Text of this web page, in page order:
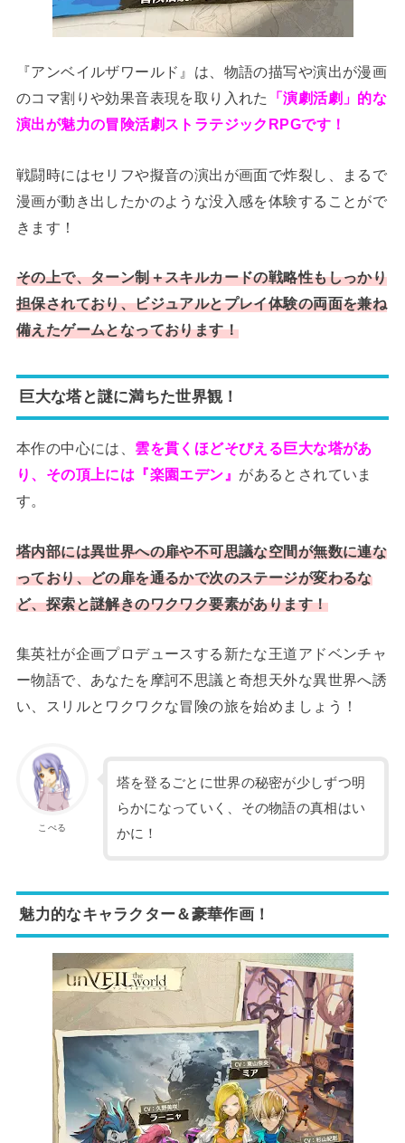
『アンベイルザワールド』は、物語の描写や演出が漫画
のコマ割りや効果音表現を取り入れた
「演劇活劇」的な
演出が魅力の冒険活劇ストラテジックRPGです！
戦闘時にはセリフや擬音の演出が画面で炸裂し、まるで
漫画が動き出したかのような没入感を体験することがで
きます！
その上で、ターン制＋スキルカードの戦略性もしっかり
担保されており、ビジュアルとプレイ体験の両面を兼ね
備えたゲームとなっております！
巨大な塔と謎に満ちた世界観！
本作の中心には、 雲を貫くほどそびえる巨大な塔があ
り、その頂上には『楽園エデン』 があるとされていま
す。
塔内部には異世界への扉や不可思議な空間が無数に連な
っており、どの扉を通るかで次のステージが変わるな
ど、探索と謎解きのワクワク要素があります！
集英社が企画プロデュースする新たな王道アドベンチャ
ー物語で、あなたを摩訶不思議と奇想天外な異世界へ誘
い、スリルとワクワクな冒険の旅を始めましょう！
こぺる
塔を登るごとに世界の秘密が少しずつ明
らかになっていく、その物語の真相はい
かに！
魅力的なキャラクター＆豪華作画！